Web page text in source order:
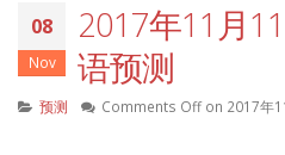
08
Nov
2017年11月
语预测
预测 Comments Offon 2017年